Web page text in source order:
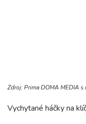
Zdroj: Prima DOMA MEDIA
Vychytané háčky na